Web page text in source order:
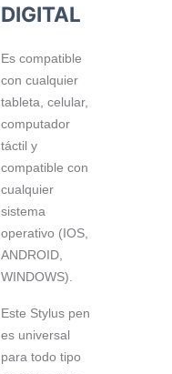
DIGITAL
Es compatible
con cualquier
tableta, celular,
computador
táctil y
compatible con
cualquier
sistema
operativo (IOS,
ANDROID,
WINDOWS).
Este Stylus pen
es universal
para todo tipo